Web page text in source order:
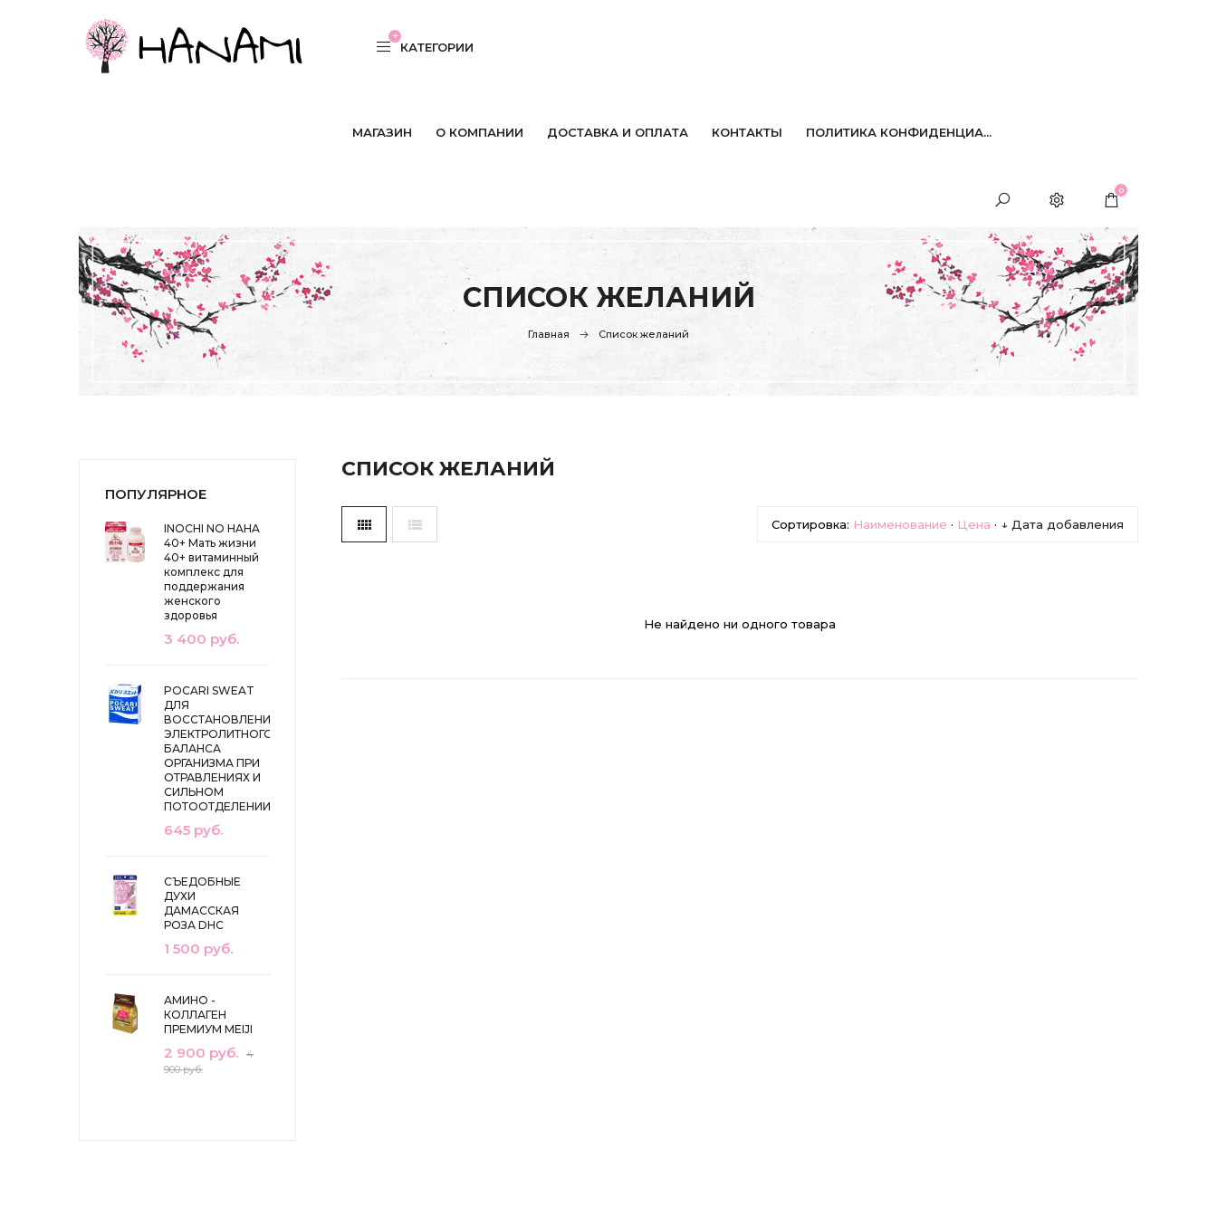
КАТЕГОРИИ
МАГАЗИН О КОМПАНИИ ДОСТАВКА И ОПЛАТА КОНТАКТЫ ПОЛИТИКА КОНФИДЕНЦИА...
0
СПИСОК ЖЕЛАНИЙ
Главная Список желаний
СПИСОК ЖЕЛАНИЙ
Сортировка: Наименование · Цена · ↓ Дата добавления
Не найдено ни одного товара
ПОПУЛЯРНОЕ
INOCHI NO HAHA
40+ Мать жизни
40+ витаминный
комплекс для
поддержания
женского
здоровья
3 400 руб.
POCARI SWEAT
ДЛЯ
ВОССТАНОВЛЕНИЯ
ЭЛЕКТРОЛИТНОГО
БАЛАНСА
ОРГАНИЗМА ПРИ
ОТРАВЛЕНИЯХ И
СИЛЬНОМ
ПОТООТДЕЛЕНИИ
645 руб.
СЪЕДОБНЫЕ
ДУХИ
ДАМАССКАЯ
РОЗА DHC
1 500 руб.
АМИНО -
КОЛЛАГЕН
ПРЕМИУМ MEIJI
2 900 руб.
4
900 руб.